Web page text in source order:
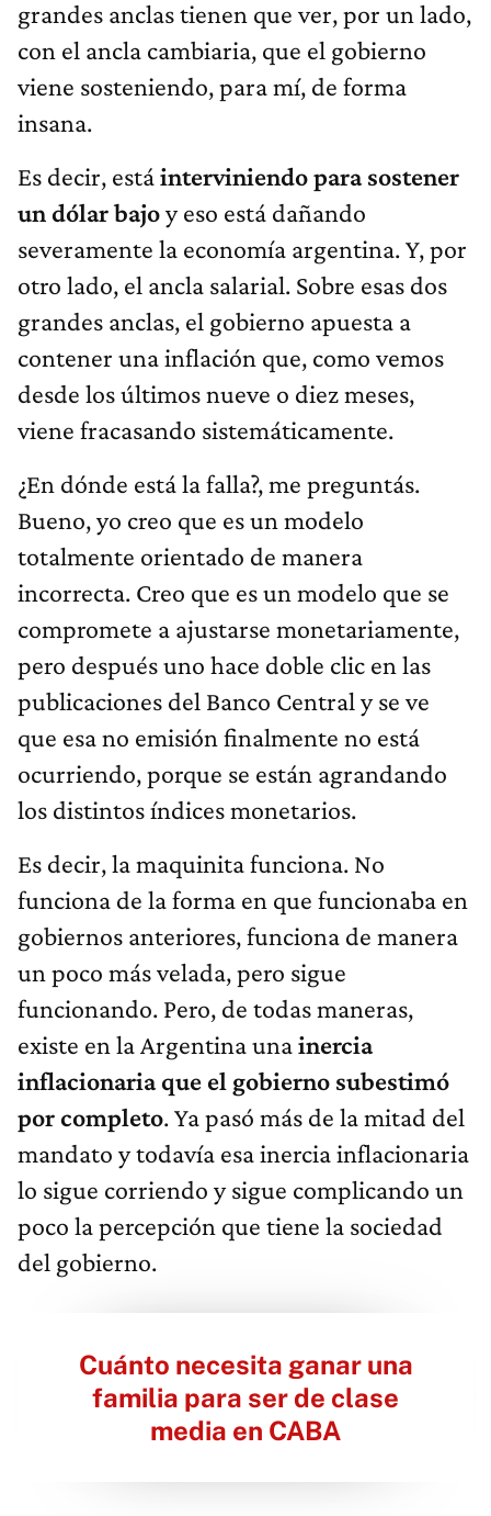
grandes anclas tienen que ver, por un lado,
con el ancla cambiaria, que el gobierno
viene sosteniendo, para mí, de forma
insana.
Es decir, estáinterviniendo para sostener
un dólar bajoy eso está dañando
severamente la economía argentina. Y, por
otro lado, el ancla salarial. Sobre esas dos
grandes anclas, el gobierno apuesta a
contener una inflación que, como vemos
desde los últimos nueve o diez meses,
viene fracasando sistemáticamente.
¿En dónde está la falla?, me preguntás.
Bueno, yo creo que es un modelo
totalmente orientado de manera
incorrecta. Creo que es un modelo que se
compromete a ajustarse monetariamente,
pero después uno hace doble clic en las
publicaciones del Banco Central y se ve
que esa no emisión finalmente no está
ocurriendo, porque se están agrandando
los distintos índices monetarios.
Es decir, la maquinita funciona. No
funciona de la forma en que funcionaba en
gobiernos anteriores, funciona de manera
un poco más velada, pero sigue
funcionando. Pero, de todas maneras,
existe en la Argentina unainercia
inflacionaria que el gobierno subestimó
por completo. Ya pasó más de la mitad del
mandato y todavía esa inercia inflacionaria
lo sigue corriendo y sigue complicando un
poco la percepción que tiene la sociedad
del gobierno.
Cuánto necesita ganar una
familia para ser de clase
media en CABA